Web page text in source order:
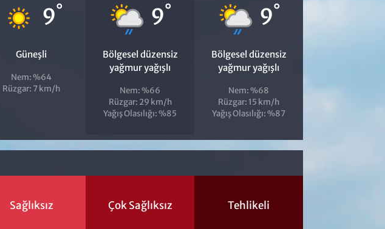
9°
Güneşli
Nem: %64
Rüzgar: 7 km/h
9°
Bölgesel düzensiz
yağmur yağışlı
Nem: %66
Rüzgar: 29 km/h
Yağış Olasılığı: %85
9°
Bölgesel düzensiz
yağmur yağışlı
Nem: %68
Rüzgar: 15 km/h
Yağış Olasılığı: %87
Sağlıksız Çok Sağlıksız Tehlikeli